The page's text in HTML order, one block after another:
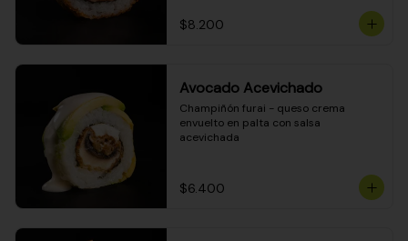
$8.200
Avocado Acevichado
Champiñón furai - queso crema
envuelto en palta con salsa
acevichada
$6.400